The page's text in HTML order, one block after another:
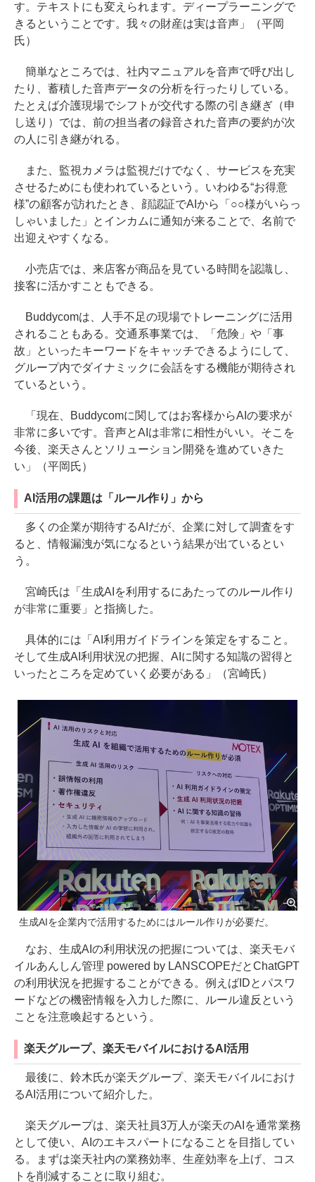
す。テキストにも変えられます。ディープラーニングで
きるということです。我々の財産は実は音声」（平岡
氏）
簡単なところでは、社内マニュアルを音声で呼び出し
たり、蓄積した音声データの分析を行ったりしている。
たとえば介護現場でシフトが交代する際の引き継ぎ（申
し送り）では、前の担当者の録音された音声の要約が次
の人に引き継がれる。
また、監視カメラは監視だけでなく、サービスを充実
させるためにも使われているという。いわゆる“お得意
様”の顧客が訪れたとき、顔認証でAIから「○○様がいらっ
しゃいました」とインカムに通知が来ることで、名前で
出迎えやすくなる。
小売店では、来店客が商品を見ている時間を認識し、
接客に活かすこともできる。
Buddycomは、人手不足の現場でトレーニングに活用
されることもある。交通系事業では、「危険」や「事
故」といったキーワードをキャッチできるようにして、
グループ内でダイナミックに会話をする機能が期待され
ているという。
「現在、Buddycomに関してはお客様からAIの要求が
非常に多いです。音声とAIは非常に相性がいい。そこを
今後、楽天さんとソリューション開発を進めていきた
い」（平岡氏）
AI活用の課題は「ルール作り」から
多くの企業が期待するAIだが、企業に対して調査をす
ると、情報漏洩が気になるという結果が出ているとい
う。
宮崎氏は「生成AIを利用するにあたってのルール作り
が非常に重要」と指摘した。
具体的には「AI利用ガイドラインを策定をすること。
そして生成AI利用状況の把握、AIに関する知識の習得と
いったところを定めていく必要がある」（宮崎氏）
生成AIを企業内で活用するためにはルール作りが必要だ。
なお、生成AIの利用状況の把握については、楽天モバ
イルあんしん管理 powered by LANSCOPEだとChatGPT
の利用状況を把握することができる。例えばIDとパスワ
ードなどの機密情報を入力した際に、ルール違反という
ことを注意喚起するという。
楽天グループ、楽天モバイルにおけるAI活用
最後に、鈴木氏が楽天グループ、楽天モバイルにおけ
るAI活用について紹介した。
楽天グループは、楽天社員3万人が楽天のAIを通常業務
として使い、AIのエキスパートになることを目指してい
る。まずは楽天社内の業務効率、生産効率を上げ、コス
トを削減することに取り組む。